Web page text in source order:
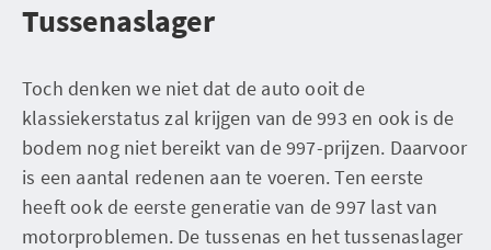
Tussenaslager
Toch denken we niet dat de auto ooit de
klassiekerstatus zal krijgen van de 993 en ook is de
bodem nog niet bereikt van de 997-prijzen. Daarvoor
is een aantal redenen aan te voeren. Ten eerste
heeft ook de eerste generatie van de 997 last van
motorproblemen. De tussenas en het tussenaslager